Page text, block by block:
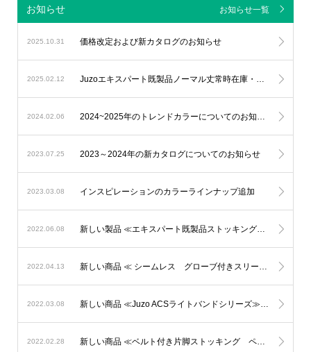
お知らせ お知らせ一覧
2025.10.31 価格改定および新カタログのお知らせ
2025.02.12 Juzoエキスパート既製品ノーマル丈常時在庫・新カタログのお知らせ
2024.02.06 2024~2025年のトレンドカラーについてのお知らせ
2023.07.25 2023～2024年の新カタログについてのお知らせ
2023.03.08 インスピレーションのカラーラインナップ追加
2022.06.08 新しい製品 ≪エキスパート既製品ストッキング（AG）≫
2022.04.13 新しい商品 ≪ シームレス グローブ付きスリーブ ミトン付きスリーブ ≫
2022.03.08 新しい商品 ≪Juzo ACSライトバンドシリーズ≫ 2022年3月10日発売開始
2022.02.28 新しい商品 ≪ベルト付き片脚ストッキング ペアベルト左右セット≫ 2022年3月1日発売開始